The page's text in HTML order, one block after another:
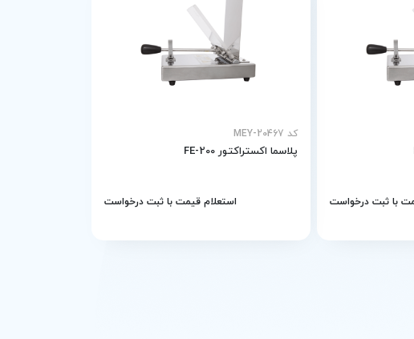
با ثبت درخواست
کد MEY-20467
پلاسما اکستراکتور FE-200
استعلام قیمت با ثبت درخواست